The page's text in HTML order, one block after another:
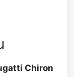
Chiron